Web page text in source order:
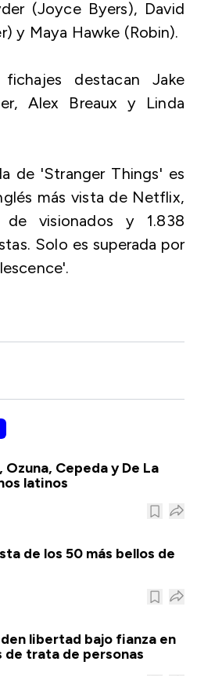
(Joyce Byers), David
y Maya Hawke (Robin).
destacan Jake
Alex Breaux y Linda
de 'Stranger Things' es
más vista de Netflix,
visionados y 1.838
Solo es superada por
Ozuna, Cepeda y De La
latinos
de los 50 más bellos de
libertad bajo fianza en
de trata de personas